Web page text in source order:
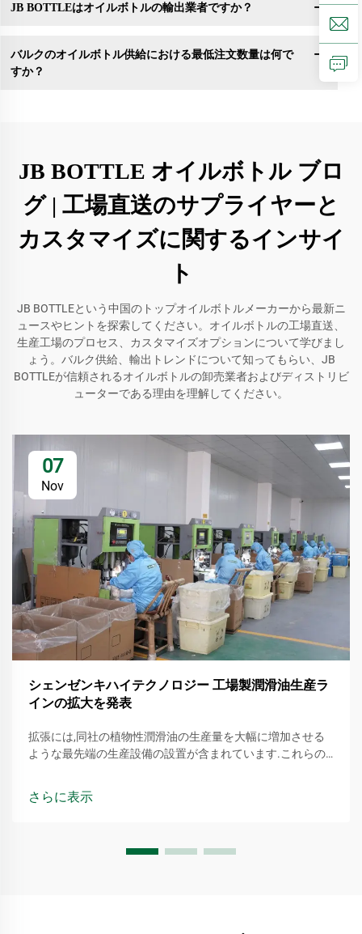
JB BOTTLEはオイルボトルの輸出業者ですか？
バルクのオイルボトル供給における最低注文数量は何で
すか？
JB BOTTLE オイルボトル ブロ
グ | 工場直送のサプライヤーと
カスタマイズに関するインサイ
ト
JB BOTTLEという中国のトップオイルボトルメーカーから最新ニ
ュースやヒントを探索してください。オイルボトルの工場直送、
生産工場のプロセス、カスタマイズオプションについて学びまし
ょう。バルク供給、輸出トレンドについて知ってもらい、JB
BOTTLEが信頼されるオイルボトルの卸売業者およびディストリビ
ューターである理由を理解してください。
07
Nov
シェンゼンキハイテクノロジー 工場製潤滑油生産ラ
インの拡大を発表
拡張には,同社の植物性潤滑油の生産量を大幅に増加させる
ような最先端の生産設備の設置が含まれています.これらの
に環境を配慮した代替品になります.
さらに表示